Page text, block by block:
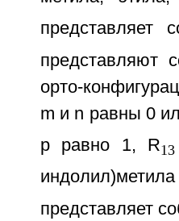
представляет
представляют
орто-
m и n равны 0
p равно 1, R13
представляет